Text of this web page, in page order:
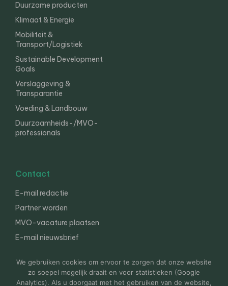
Duurzame producten
Klimaat & Energie
Mobiliteit &
Transport/Logistiek
Sustainable Development
Goals
Verslaggeving &
Transparantie
Voeding & Landbouw
Duurzaamheids-/MVO-
professionals
Contact
E-mail redactie
Partner worden
MVO-vacature plaatsen
E-mail nieuwsbrief
We gebruiken cookies om ervoor te zorgen dat onze website
zo soepel mogelijk draait en voor statistieken (Google
Analytics). Als u doorgaat met het gebruiken van de website,